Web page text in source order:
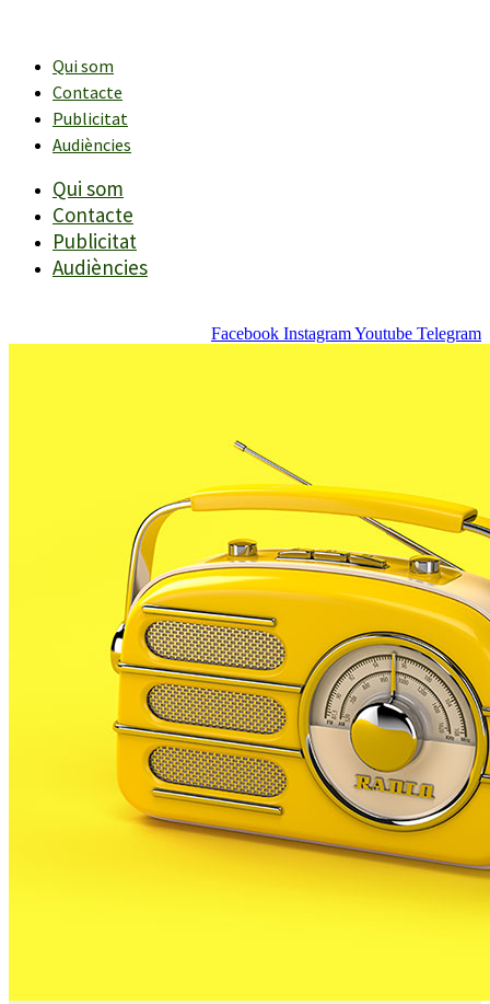
contingutQui som
Contacte
Publicitat
Audiències
Qui som
Contacte
Publicitat
Audiències
Facebook InstagramYoutube Telegram